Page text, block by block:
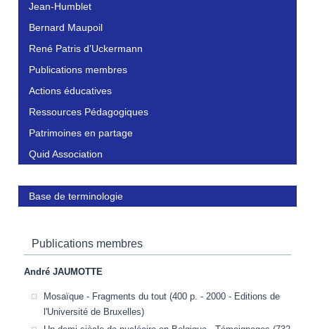
Jean-Humblet
Bernard Maupoil
René Patris d’Uckermann
Publications membres
Actions éducatives
Ressources Pédagogiques
Patrimoines en partage
Quid Association
Base de terminologie
Publications membres
André JAUMOTTE
Mosaïque - Fragments du tout (400 p. - 2000 - Editions de
l'Université de Bruxelles)